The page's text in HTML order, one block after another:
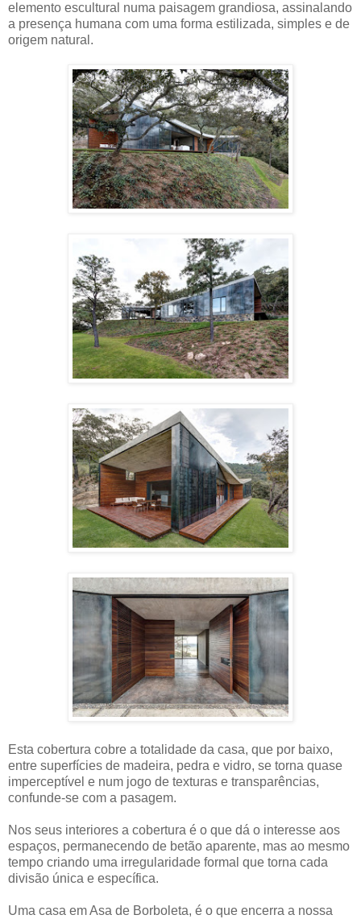
elemento escultural numa paisagem grandiosa, assinalando
a presença humana com uma forma estilizada, simples e de
origem natural.
Esta cobertura cobre a totalidade da casa, que por baixo,
entre superfícies de madeira, pedra e vidro, se torna quase
imperceptível e num jogo de texturas e transparências,
confunde-se com a pasagem.
Nos seus interiores a cobertura é o que dá o interesse aos
espaços, permanecendo de betão aparente, mas ao mesmo
tempo criando uma irregularidade formal que torna cada
divisão única e específica.
Uma casa em Asa de Borboleta, é o que encerra a nossa